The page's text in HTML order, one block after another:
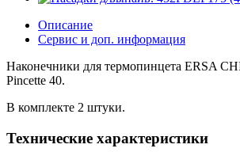
Описание
Сервис и доп. информация
Наконечники для термопинцета ERSA
Pincette 40.
В комплекте 2 штуки.
Технические характеристики